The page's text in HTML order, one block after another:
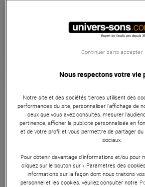
Retrait magasin en 3 jour(s)
Pédales claviers
Pédale de sustain conçue pour
pédale de piano acoustique de
ARTICLE N° 32329
Nous respectons votre vie
Notre site et des sociétés tierces utilisent des
performances du site, personnaliser l’affichage de
ceux que vous avez consultés, mesurer
pertinence, afficher la publicité personnalisée en
et de votre profil et vous permettre de partager
sociaux.
Pour obtenir davantage d'informations et/ou pour
cliquez sur le bouton sur « Paramètres des
informations sur la façon dont nous traitons
personnel et les cookies, veuillez consulter notre
Continuer sans accepter